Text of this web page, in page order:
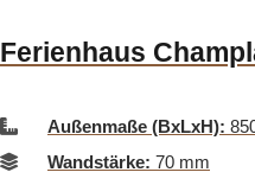
Ferienhaus
Außenmaße (BxLxH):
Wandstärke: 70 mm